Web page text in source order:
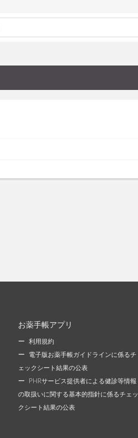
お薬手帳アプリ
利用規約
電子版お薬手帳ガイドラインに係るチ
ェックシート結果の公表
PHRサービス提供者による健診等情報
の取扱いに関する基本的指針に係るチェッ
クシート結果の公表